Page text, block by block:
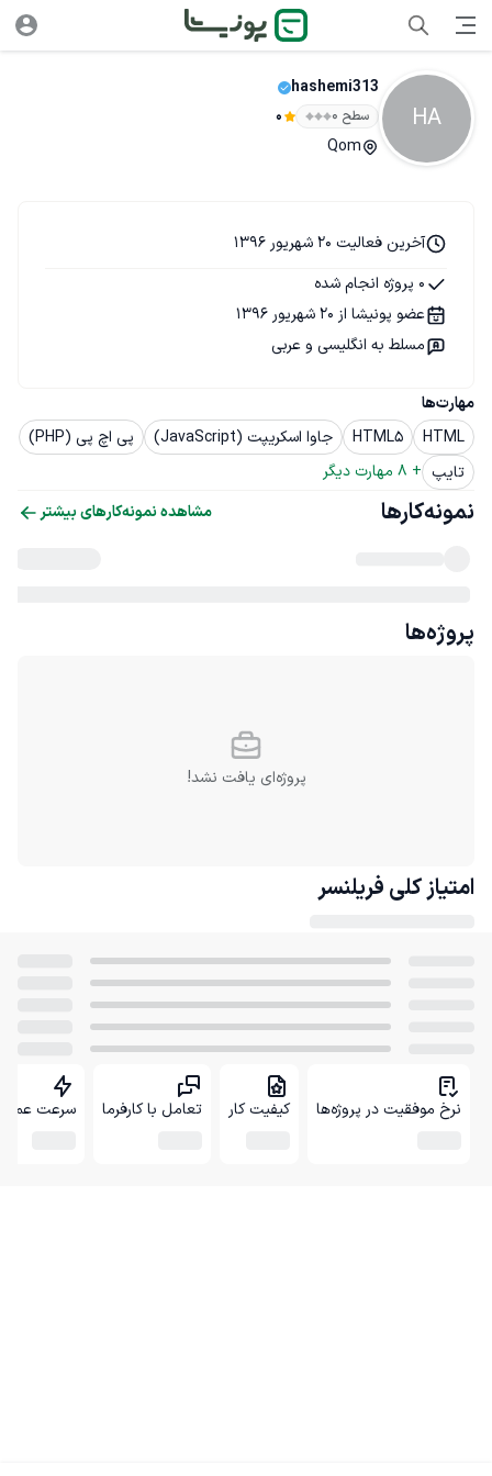
HA
hashemi313
سطح ۰ 0
Qom
مهارت‌ها
HTML
HTML5 جاوا اسکریپت (JavaScript)
پی اچ پی (PHP)
تایپ +
8 مهارت دیگر
آخرین فعالیت 20 شهریور 1396
0 پروژه انجام شده
عضو پونیشا از 20 شهریور 1396
مسلط به انگلیسی و عربی
نمونه‌کارها مشاهده نمونه‌کارهای بیشتر
پروژه‌ها
پروژه‌ای یافت نشد!
امتیاز کلی فریلنسر
نرخ موفقیت در پروژه‌ها کیفیت کار تعامل با کارفرما سرعت عمل